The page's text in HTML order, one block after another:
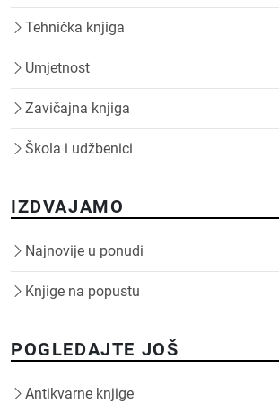
Tehnička knjiga
Umjetnost
Zavičajna knjiga
Škola i udžbenici
IZDVAJAMO
Najnovije u ponudi
Knjige na popustu
POGLEDAJTE JOŠ
Antikvarne knjige